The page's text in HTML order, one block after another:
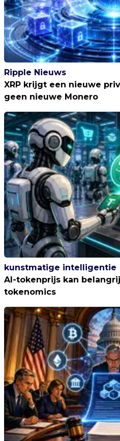
Ripple Nieuws
XRP krijgt een nieuwe
geen nieuwe Monero
kunstmatige intelligentie
AI-tokenprijs kan
tokenomics